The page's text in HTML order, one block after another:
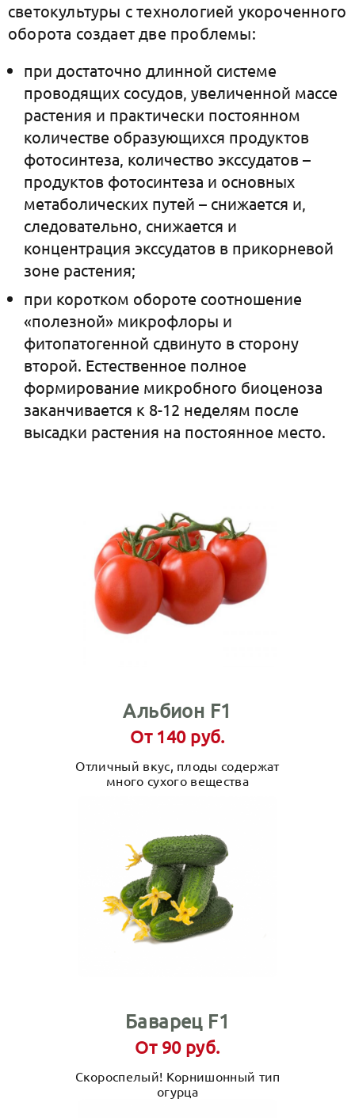
cветокультуры с технологией укороченного
оборота создает две проблемы:
при достаточно длинной системе
проводящих сосудов, увеличенной массе
растения и практически постоянном
количестве образующихся продуктов
фотосинтеза, количество экссудатов –
продуктов фотосинтеза и основных
метаболических путей – снижается и,
следовательно, снижается и
концентрация экссудатов в прикорневой
зоне растения;
при коротком обороте соотношение
«полезной» микрофлоры и
фитопатогенной сдвинуто в сторону
второй. Естественное полное
формирование микробного биоценоза
заканчивается к 8-12 неделям после
высадки растения на постоянное место.
Альбион F1
От 140 руб.
Отличный вкус, плоды содержат
много сухого вещества
Баварец F1
От 90 руб.
Скороспелый! Корнишонный тип
огурца